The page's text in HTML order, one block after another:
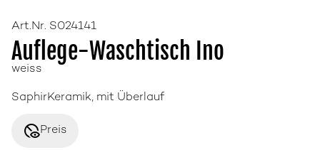
Art.Nr. S024141
Auflege-Waschtisch Ino
weiss
SaphirKeramik, mit Überlauf
disabled_visiblePreis